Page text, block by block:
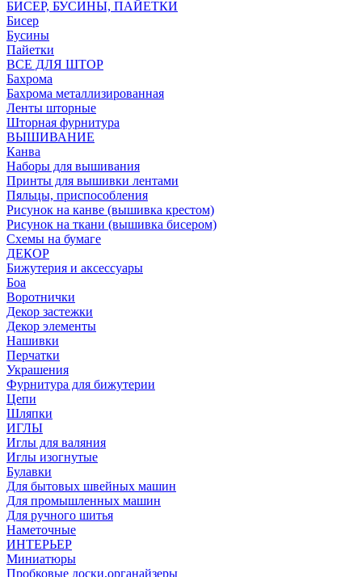
БИСЕР, БУСИНЫ, ПАЙЕТКИ
Бисер
Бусины
Пайетки
ВСЕ ДЛЯ ШТОР
Бахрома
Бахрома металлизированная
Ленты шторные
Шторная фурнитура
ВЫШИВАНИЕ
Канва
Наборы для вышивания
Принты для вышивки лентами
Пяльцы, приспособления
Рисунок на канве (вышивка крестом)
Рисунок на ткани (вышивка бисером)
Схемы на бумаге
ДЕКОР
Бижутерия и аксессуары
Боа
Воротнички
Декор застежки
Декор элементы
Нашивки
Перчатки
Украшения
Фурнитура для бижутерии
Цепи
Шляпки
ИГЛЫ
Иглы для валяния
Иглы изогнутые
Булавки
Для бытовых швейных машин
Для промышленных машин
Для ручного шитья
Наметочные
ИНТЕРЬЕР
Миниатюры
Пробковые доски,органайзеры